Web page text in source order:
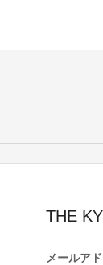
THE
メールア